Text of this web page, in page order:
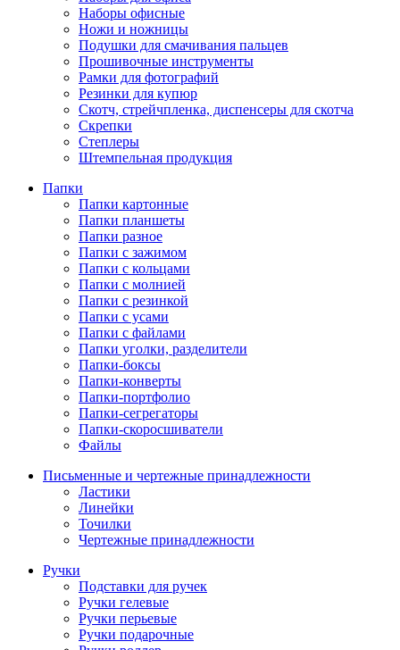
Наборы офисные
Ножи и ножницы
Подушки для смачивания пальцев
Прошивочные инструменты
Рамки для фотографий
Резинки для купюр
Скотч, стрейчпленка, диспенсеры для скотча
Скрепки
Степлеры
Штемпельная продукция
Папки
Папки картонные
Папки планшеты
Папки разное
Папки с зажимом
Папки с кольцами
Папки с молнией
Папки с резинкой
Папки с усами
Папки с файлами
Папки уголки, разделители
Папки-боксы
Папки-конверты
Папки-портфолио
Папки-сегрегаторы
Папки-скоросшиватели
Файлы
Письменные и чертежные принадлежности
Ластики
Линейки
Точилки
Чертежные принадлежности
Ручки
Подставки для ручек
Ручки гелевые
Ручки перьевые
Ручки подарочные